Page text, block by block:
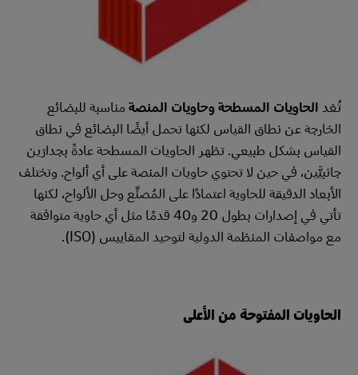
تُعَدالحاويات المسطحة وحاويات المنصةمناسبة للبضائع
الخارجة عن نطاق القياس لكنها تحمل أيضًا البضائع في نطاق
القياس بشكل طبيعي. تظهر الحاويات المسطحة عادةً بجدارَين
جانبيَّين، في حين لا تحتوي حاويات المنصة على أي ألواح. وتختلف
الأبعاد الدقيقة للحاوية اعتمادًا على المُصنِّع وحل الألواح، لكنها
تأتي في إصدارات بطول 20 و40 قدمًا مثل أي حاوية متوافقة
مع مواصفات المنظمة الدولية لتوحيد المقاييس (ISO).
الحاويات المفتوحة من الأعلى